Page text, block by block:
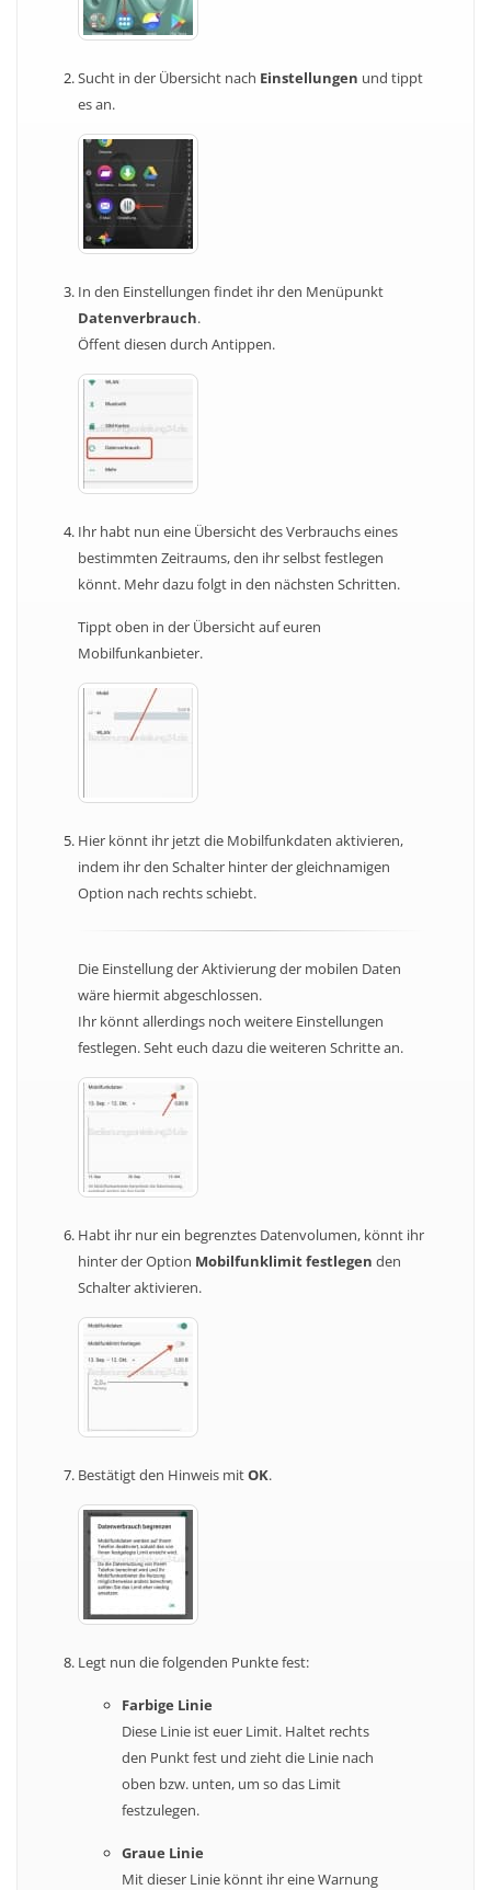
Sucht in der Übersicht nach Einstellungen und tippt
es an.
In den Einstellungen findet ihr den Menüpunkt
Datenverbrauch.
Öffent diesen durch Antippen.
Ihr habt nun eine Übersicht des Verbrauchs eines
bestimmten Zeitraums, den ihr selbst festlegen
könnt. Mehr dazu folgt in den nächsten Schritten.
Tippt oben in der Übersicht auf euren
Mobilfunkanbieter.
Hier könnt ihr jetzt die Mobilfunkdaten aktivieren,
indem ihr den Schalter hinter der gleichnamigen
Option nach rechts schiebt.
Die Einstellung der Aktivierung der mobilen Daten
wäre hiermit abgeschlossen.
Ihr könnt allerdings noch weitere Einstellungen
festlegen. Seht euch dazu die weiteren Schritte an.
Habt ihr nur ein begrenztes Datenvolumen, könnt ihr
hinter der Option Mobilfunklimit festlegen den
Schalter aktivieren.
Bestätigt den Hinweis mitOK.
Legt nun die folgenden Punkte fest:
Farbige Linie
Diese Linie ist euer Limit. Haltet rechts
den Punkt fest und zieht die Linie nach
oben bzw. unten, um so das Limit
festzulegen.
Graue Linie
Mit dieser Linie könnt ihr eine Warnung